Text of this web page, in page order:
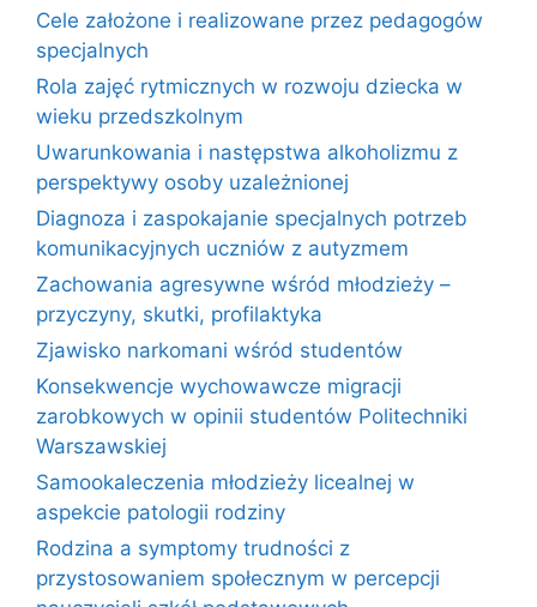
Cele założone i realizowane przez pedagogów
specjalnych
Rola zajęć rytmicznych w rozwoju dziecka w
wieku przedszkolnym
Uwarunkowania i następstwa alkoholizmu z
perspektywy osoby uzależnionej
Diagnoza i zaspokajanie specjalnych potrzeb
komunikacyjnych uczniów z autyzmem
Zachowania agresywne wśród młodzieży –
przyczyny, skutki, profilaktyka
Zjawisko narkomani wśród studentów
Konsekwencje wychowawcze migracji
zarobkowych w opinii studentów Politechniki
Warszawskiej
Samookaleczenia młodzieży licealnej w
aspekcie patologii rodziny
Rodzina a symptomy trudności z
przystosowaniem społecznym w percepcji